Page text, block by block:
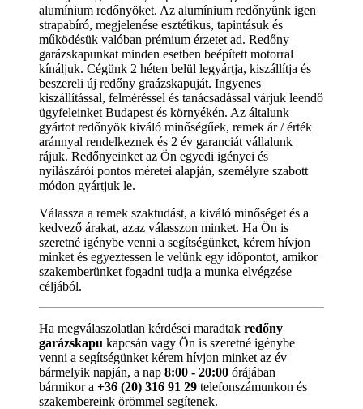
alumínium redőnyöket. Az alumínium redőnyünk igen
strapabíró, megjelenése esztétikus, tapintásuk és
működésük valóban prémium érzetet ad. Redőny
garázskapunkat minden esetben beépített motorral
kínáljuk. Cégünk 2 héten belül legyártja, kiszállítja és
beszereli új redőny graázskapuját. Ingyenes
kiszállítással, felméréssel és tanácsadással várjuk leendő
ügyfeleinket Budapest és környékén. Az általunk
gyártot redőnyök kiváló minőségűek, remek ár / érték
aránnyal rendelkeznek és 2 év garanciát vállalunk
rájuk. Redőnyeinket az Ön egyedi igényei és
nyílászárói pontos méretei alapján, személyre szabott
módon gyártjuk le.
Válassza a remek szaktudást, a kiváló minőséget és a
kedvező árakat, azaz válasszon minket. Ha Ön is
szeretné igénybe venni a segítségünket, kérem hívjon
minket és egyeztessen le velünk egy időpontot, amikor
szakemberünket fogadni tudja a munka elvégzése
céljából.
Ha megválaszolatlan kérdései maradtak redőny
garázskapu kapcsán vagy Ön is szeretné igénybe
venni a segítségünket kérem hívjon minket az év
bármelyik napján, a nap 8:00 - 20:00 órájában
bármikor a +36 (20) 316 91 29 telefonszámunkon és
szakembereink örömmel segítenek.